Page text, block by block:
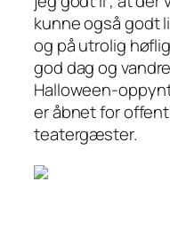
kunne også godt
og på utrolig
god dag og
Halloween-
er åbnet for
teatergæster.